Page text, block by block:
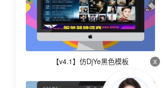
X
【v4.1】仿DjYe黑色模板